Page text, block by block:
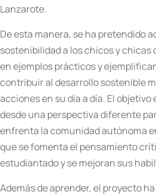
Lanzarote.
De esta manera, se ha pretendido
sostenibilidad a los chicos y chicas
en ejemplos prácticos y
contribuir al desarrollo sostenible
acciones en su día a día. El
desde una perspectiva diferente
enfrenta la comunidad autónoma
que se fomenta el pensamiento
estudiantado y se mejoran sus
Además de aprender, el proyecto